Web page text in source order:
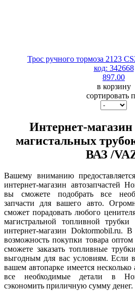
Трос ручного тормоза 2123
код: 342668
897.00
в корзину
сортировать
Интернет-
магистальных
ВАЗ /
Вашему вниманию
интернет-магазин автозапчастей
вы сможете подобрать все
запчасти для вашего авто.
сможет порадовать любого
магистральной топливной
интернет-магазин Doktormobil.ru. В
возможность покупки товара
сможете заказать топливные
выгодным для вас условиям. Если
вашем автопарке имеется
все необходимые детали в
сэкономить приличную сумму денег.